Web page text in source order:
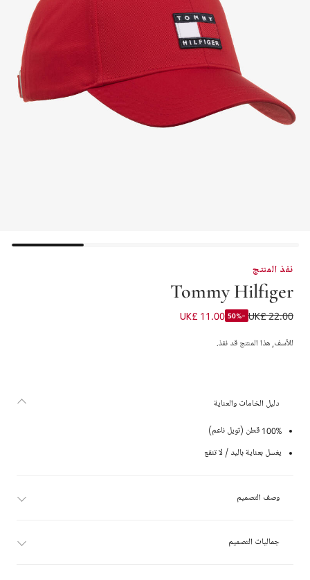
نفذ المنتج
Tommy Hilfiger
كاب قطن تويل لون أحمر
UK£ 22.00
-50%
UK£ 11.00
للأسف, هذا المنتج قد نفذ.
دليل الخامات والعناية
100% قطن (تويل ناعم)
يغسل بعناية باليد / لا تنقع
وصف التصميم
جماليات التصميم